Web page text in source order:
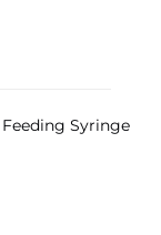
產品適用於灌食
每24小時更換
、安老院舍及居
Feeding Syringe